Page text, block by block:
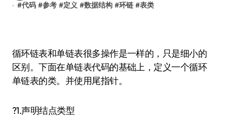
#代码 #参考 #定义 #数据结构 #环链 #表类
循环链表和单链表很多操作是一样的，只是细小的
区别。下面在单链表代码的基础上，定义一个循环
单链表的类。并使用尾指针。
?1.声明结点类型